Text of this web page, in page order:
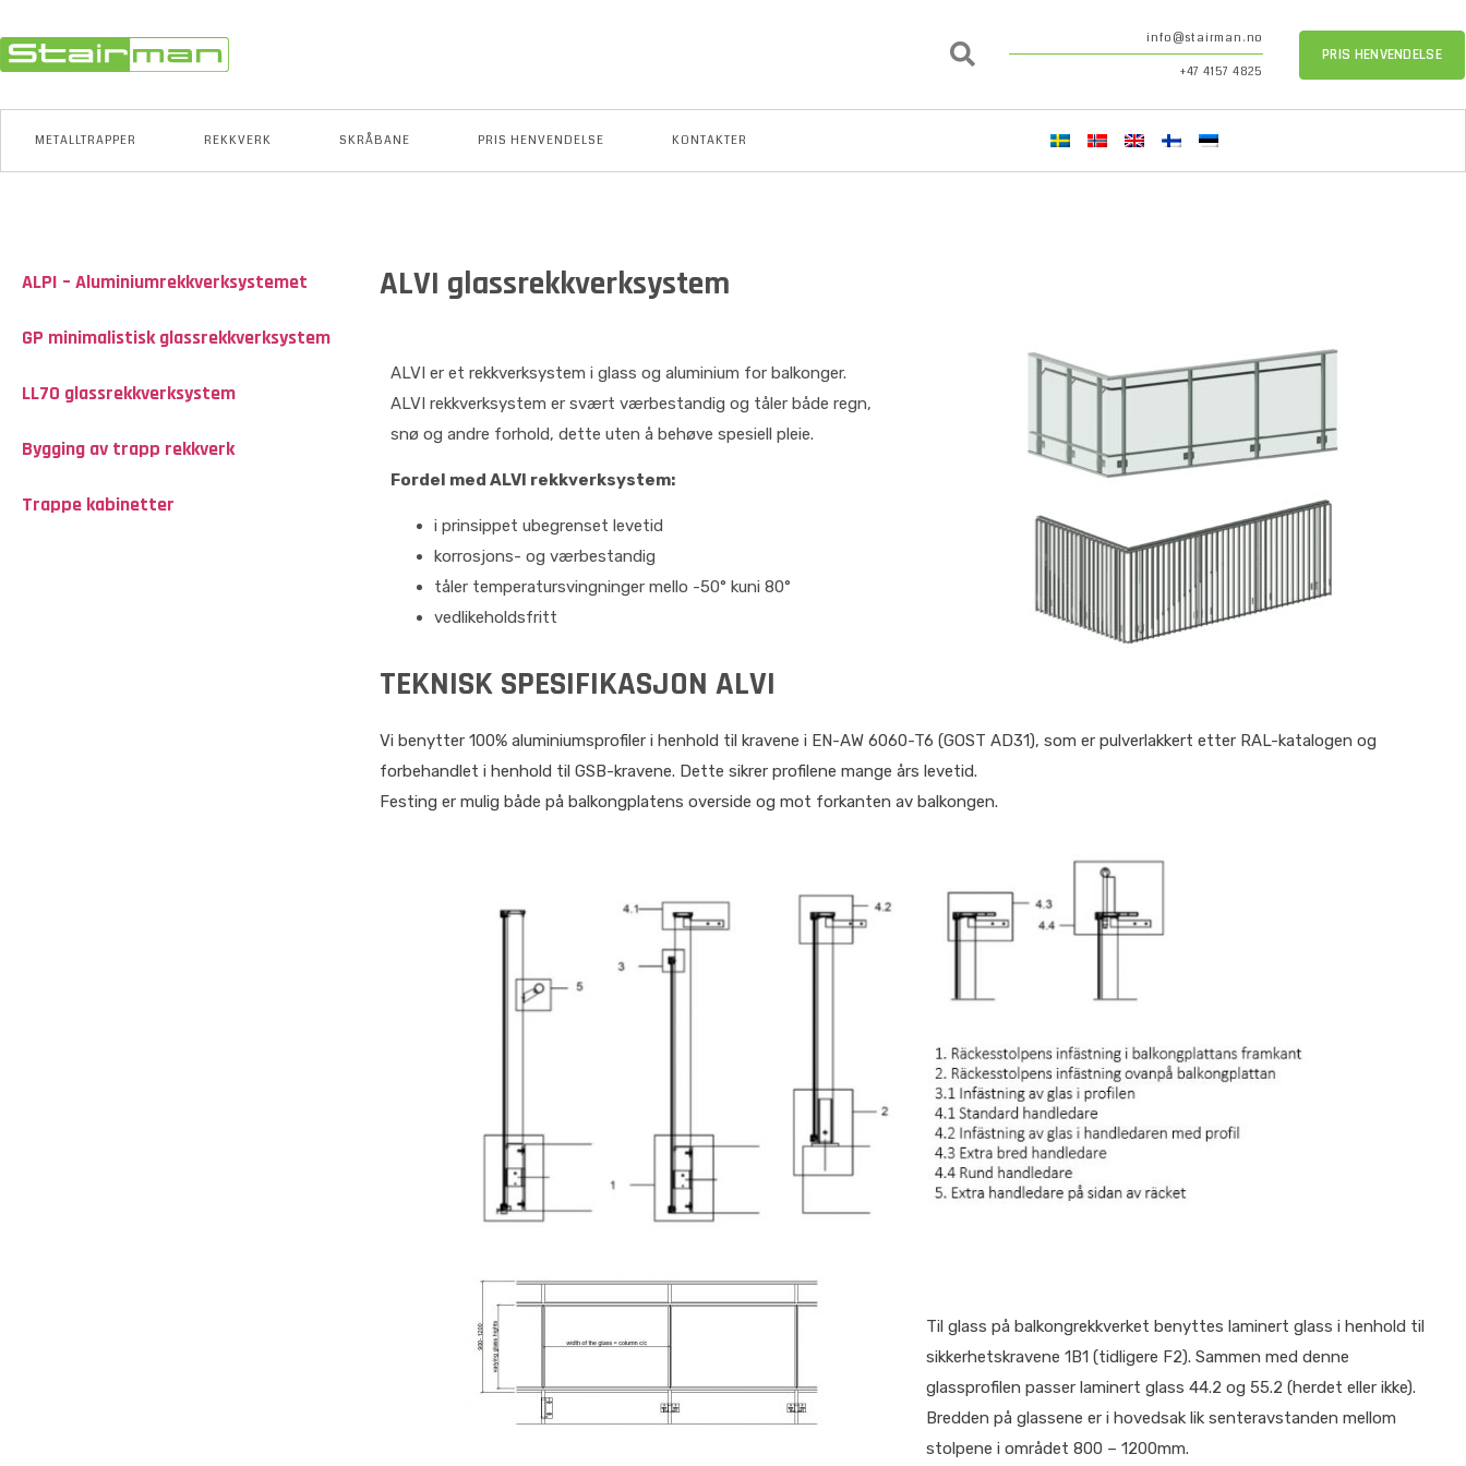
info@stairman.no
+47 4157 4825
PRIS HENVENDELSE
METALLTRAPPER REKKVERK SKRÅBANE PRIS HENVENDELSE KONTAKTER
ALPI – Aluminiumrekkverksystemet
GP minimalistisk glassrekkverksystem
LL70 glassrekkverksystem
Bygging av trapp rekkverk
Trappe kabinetter
ALVI glassrekkverksystem
ALVI er et rekkverksystem i glass og aluminium for balkonger.
ALVI rekkverksystem er svært værbestandig og tåler både regn,
snø og andre forhold, dette uten å behøve spesiell pleie.
Fordel med ALVI rekkverksystem:
i prinsippet ubegrenset levetid
korrosjons- og værbestandig
tåler temperatursvingninger mello -50° kuni 80°
vedlikeholdsfritt
TEKNISK SPESIFIKASJON ALVI
Vi benytter 100% aluminiumsprofiler i henhold til kravene i EN-AW 6060-T6 (GOST AD31), som er pulverlakkert etter RAL-katalogen og
forbehandlet i henhold til GSB-kravene. Dette sikrer profilene mange års levetid.
Festing er mulig både på balkongplatens overside og mot forkanten av balkongen.
Til glass på balkongrekkverket benyttes laminert glass i henhold til
sikkerhetskravene 1B1 (tidligere F2). Sammen med denne
glassprofilen passer laminert glass 44.2 og 55.2 (herdet eller ikke).
Bredden på glassene er i hovedsak lik senteravstanden mellom
stolpene i området 800 – 1200mm.